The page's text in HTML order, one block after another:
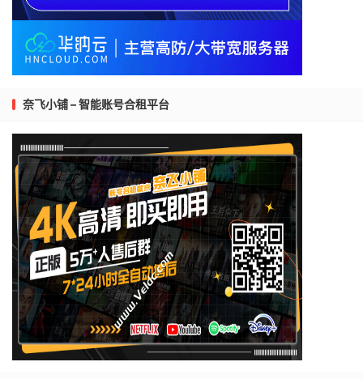
奈飞小铺 – 智能账号合租平台